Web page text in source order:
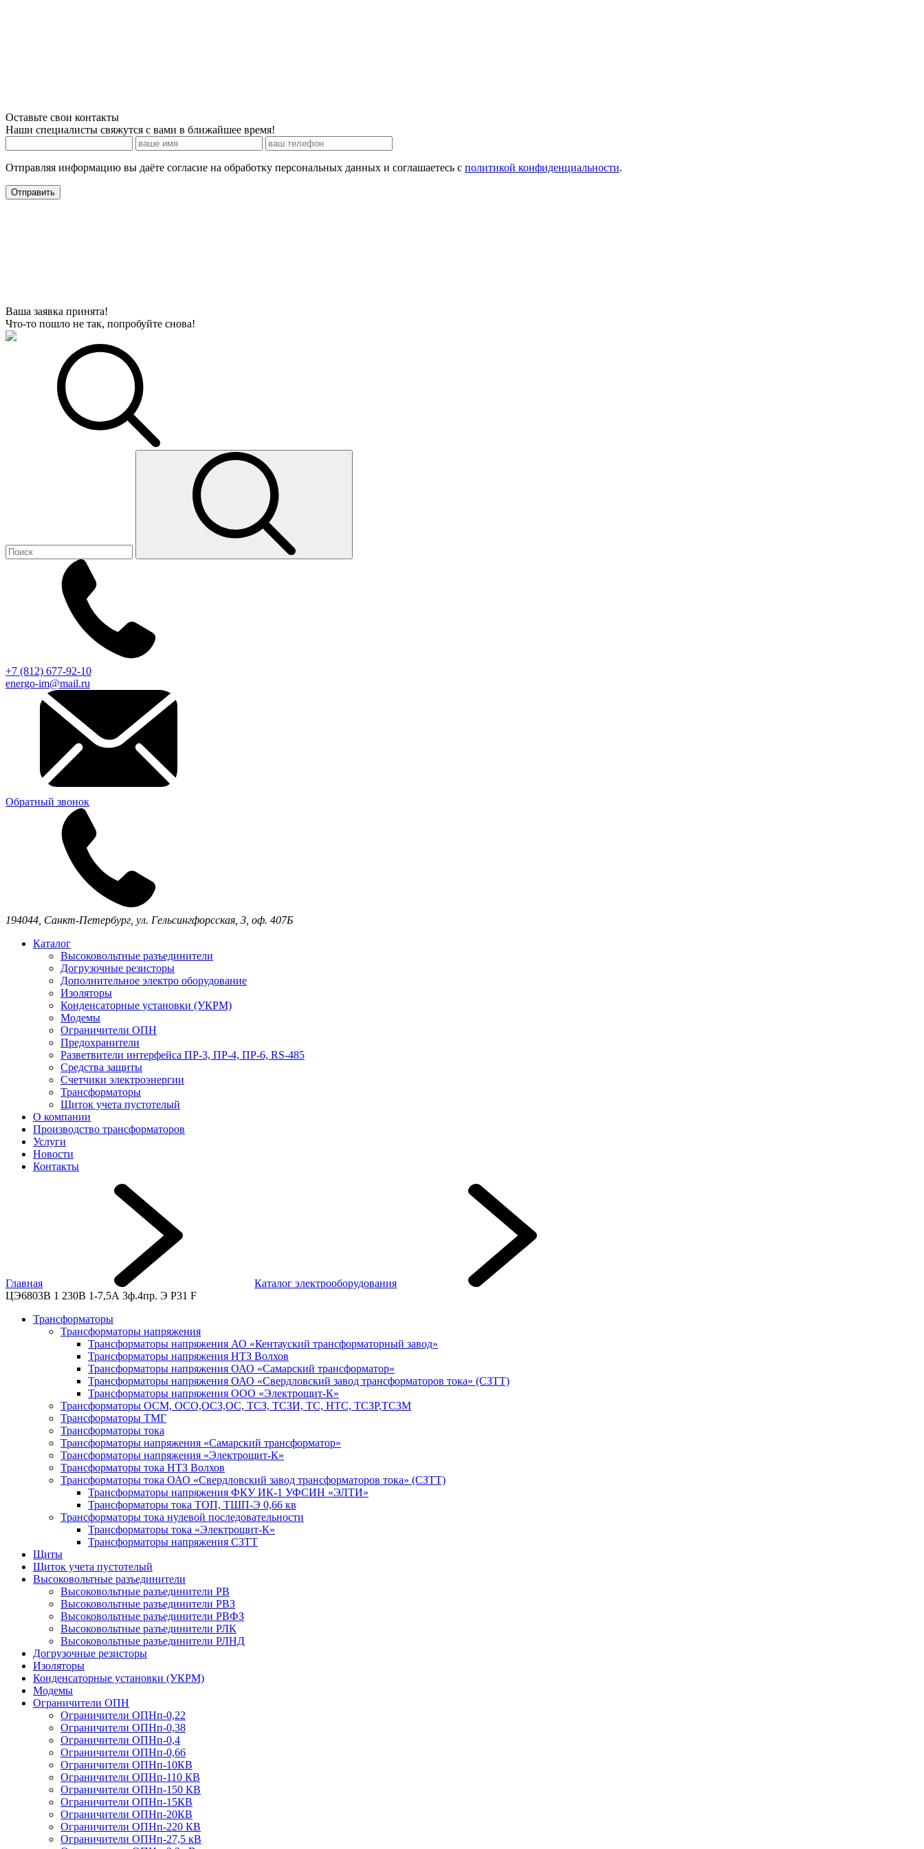
Оставьте свои контакты
Наши специалисты свяжутся с вами в ближайшее время!
Отправляя информацию вы даёте согласие на обработку персональных данных и соглашаетесь c политикой конфиденциальности.
Ваша заявка принята!
Что-то пошло не так, попробуйте снова!
+7 (812) 677-92-10
energo-im@mail.ru
Обратный звонок
194044, Санкт-Петербург, ул. Гельсингфорсская, 3, оф. 407Б
Каталог
Высоковольтные разъединители
Догрузочные резисторы
Дополнительное электро оборудование
Изоляторы
Конденсаторные установки (УКРМ)
Модемы
Ограничители ОПН
Предохранители
Разветвители интерфейса ПР-3, ПР-4, ПР-6, RS-485
Средства защиты
Счетчики электроэнергии
Трансформаторы
Щиток учета пустотелый
О компании
Производство трансформаторов
Услуги
Новости
Контакты
Главная
Каталог электрооборудования
ЦЭ6803В 1 230В 1-7,5А 3ф.4пр. Э Р31 F
Трансформаторы
Трансформаторы напряжения
Трансформаторы напряжения АО «Кентауский трансформаторный завод»
Трансформаторы напряжения НТЗ Волхов
Трансформаторы напряжения ОАО «Самарский трансформатор»
Трансформаторы напряжения ОАО «Свердловский завод трансформаторов тока» (СЗТТ)
Трансформаторы напряжения ООО «Электрощит-К»
Трансформаторы ОСМ, ОСО,ОСЗ,ОС, ТСЗ, ТСЗИ, ТС, НТС, ТСЗР,ТСЗМ
Трансформаторы ТМГ
Трансформаторы тока
Трансформаторы напряжения «Самарский трансформатор»
Трансформаторы напряжения «Электрощит-К»
Трансформаторы тока НТЗ Волхов
Трансформаторы тока ОАО «Свердловский завод трансформаторов тока» (СЗТТ)
Трансформаторы напряжения ФКУ ИК-1 УФСИН «ЭЛТИ»
Трансформаторы тока ТОП, ТШП-Э 0,66 кв
Трансформаторы тока нулевой последовательности
Трансформаторы тока «Электрощит-К»
Трансформаторы напряжения СЗТТ
Щиты
Щиток учета пустотелый
Высоковольтные разъединители
Высоковольтные разъединители РВ
Высоковольтные разъединители РВЗ
Высоковольтные разъединители РВФЗ
Высоковольтные разъединители РЛК
Высоковольтные разъединители РЛНД
Догрузочные резисторы
Изоляторы
Конденсаторные установки (УКРМ)
Модемы
Ограничители ОПН
Ограничители ОПНп-0,22
Ограничители ОПНп-0,38
Ограничители ОПНп-0,4
Ограничители ОПНп-0,66
Ограничители ОПНп-10КВ
Ограничители ОПНп-110 КВ
Ограничители ОПНп-150 КВ
Ограничители ОПНп-15КВ
Ограничители ОПНп-20КВ
Ограничители ОПНп-220 КВ
Ограничители ОПНп-27,5 кВ